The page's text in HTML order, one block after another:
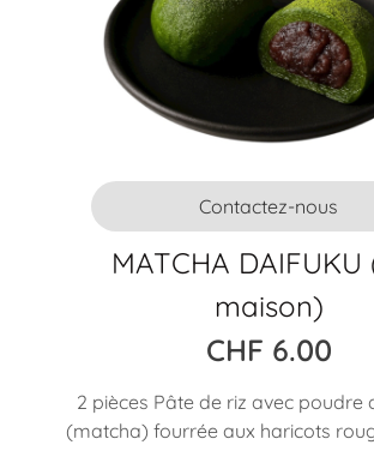
MATCHA
maison)
CHF 6.00
2 pièces Pâte de riz avec poudre
(matcha) fourrée aux haricots
Contactez-nous